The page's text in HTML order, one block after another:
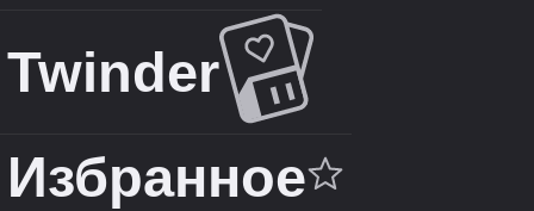
Twinder
Избранное